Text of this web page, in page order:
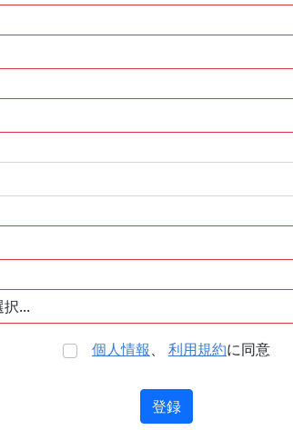
個人情報、 利用規約に同意
登録